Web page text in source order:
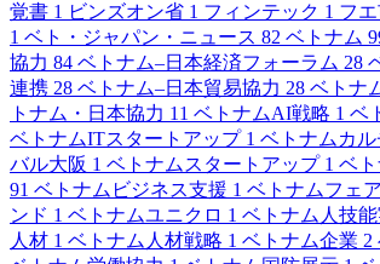
覚書 1 ビンズオン省 1 フィンテック 1 フ
1 ベト・ジャパン・ニュース 82 ベトナム
協力 84 ベトナム–日本経済フォーラム 28
連携 28 ベトナム–日本貿易協力 28 ベトナ
トナム・日本協力 11 ベトナムAI戦略 1 ベ
ベトナムITスタートアップ 1 ベトナムカ
バル大阪 1 ベトナムスタートアップ 1 ベ
91 ベトナムビジネス支援 1 ベトナムフェア
ンド 1 ベトナムユニクロ 1 ベトナム人技
人材 1 ベトナム人材戦略 1 ベトナム企業 2